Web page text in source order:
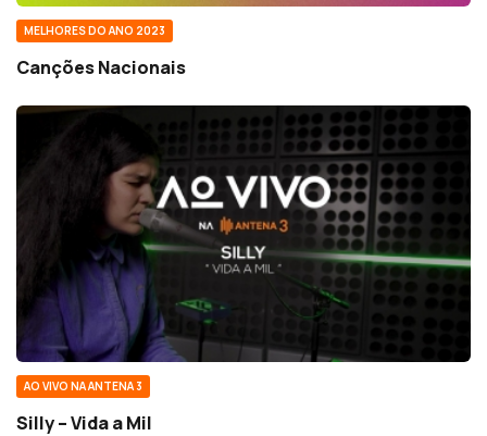
MELHORES DO ANO 2023
Canções Nacionais
AO VIVO NA ANTENA 3
Silly – Vida a Mil